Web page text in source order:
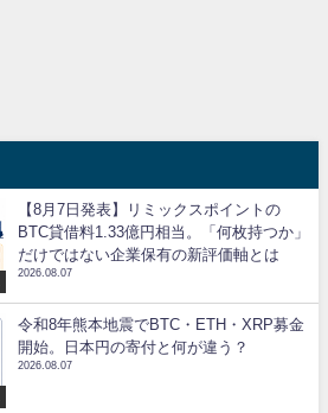
【8月7日発表】リミックスポイントの
BTC貸借料1.33億円相当。「何枚持つか」
だけではない企業保有の新評価軸とは
2026.08.07
令和8年熊本地震でBTC・ETH・XRP募金
開始。日本円の寄付と何が違う？
2026.08.07